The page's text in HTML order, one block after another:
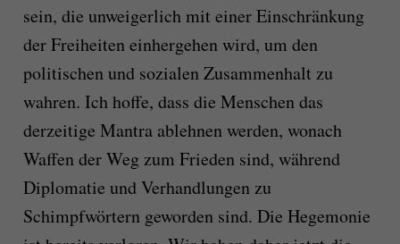
sein, die unweigerlich mit einer Einschränkung
der Freiheiten einhergehen wird, um den
politischen und sozialen Zusammenhalt zu
wahren. Ich hoffe, dass die Menschen das
derzeitige Mantra ablehnen werden, wonach
Waffen der Weg zum Frieden sind, während
Diplomatie und Verhandlungen zu
Schimpfwörtern geworden sind. Die Hegemonie